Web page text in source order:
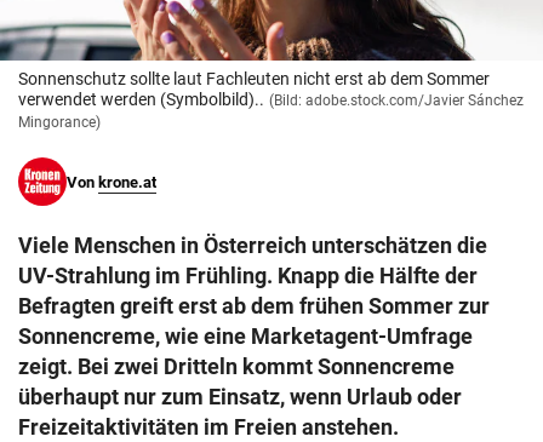
Muthgasse 2, 1190 Wien
Sonnenschutz sollte laut Fachleuten nicht erst ab dem Sommer
verwendet werden (Symbolbild).. (Bild: adobe.stock.com/Javier Sánchez
Mingorance)
Von krone.at
Viele Menschen in Österreich unterschätzen die
UV-Strahlung im Frühling. Knapp die Hälfte der
Befragten greift erst ab dem frühen Sommer zur
Sonnencreme, wie eine Marketagent-Umfrage
zeigt. Bei zwei Dritteln kommt Sonnencreme
überhaupt nur zum Einsatz, wenn Urlaub oder
Freizeitaktivitäten im Freien anstehen.